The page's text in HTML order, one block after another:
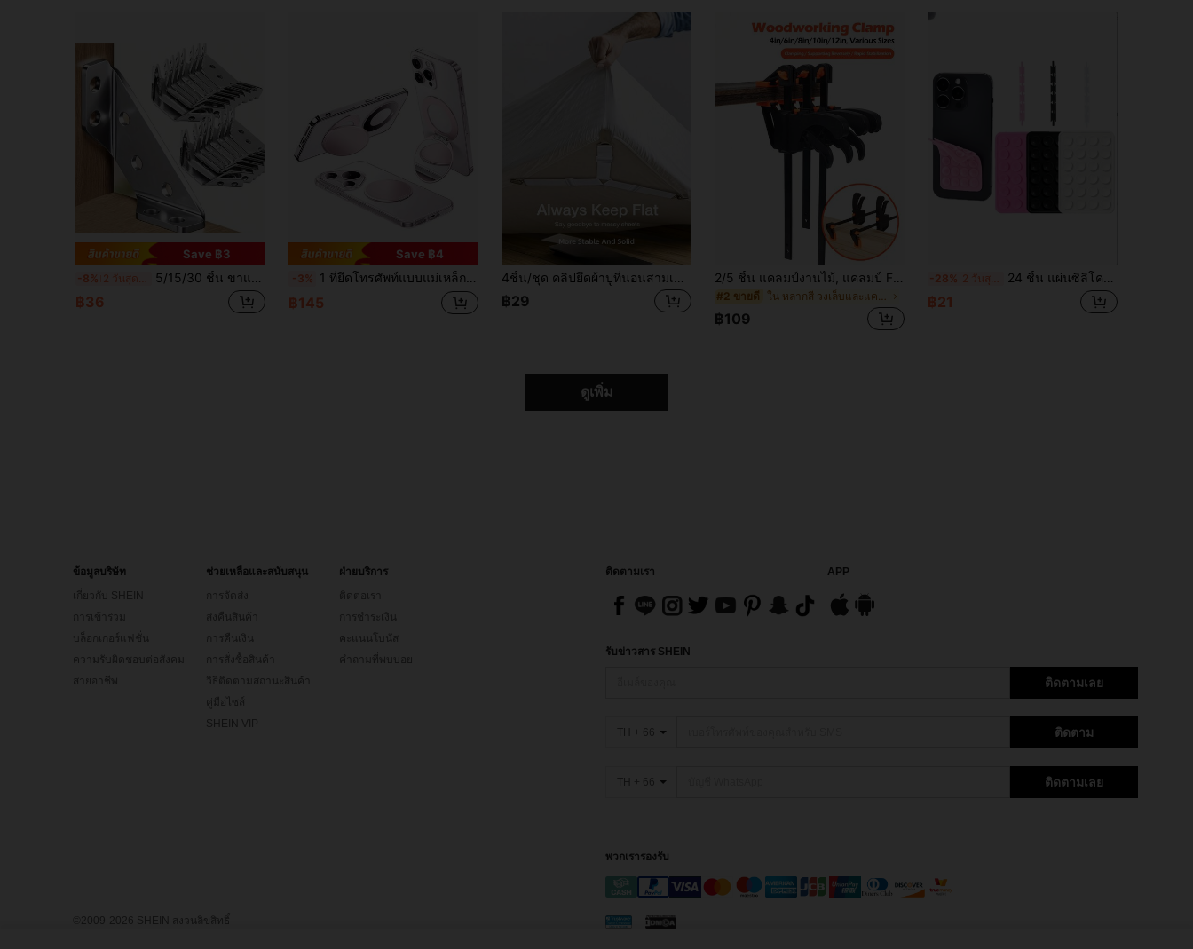
Save ฿3
-8% 5/15/30 ชิ้น ขาแข็งแรงมาก 304 ขอบ์เกลียวสแตนเลส มุม 90 องศาตัวต่อมุม ขาแขวน เหมาะสำหรับตู้และเฟอร์นิเจอร์ อุปกรณ์อุตสาหกรรม
฿36
Save ฿4
-3% 1 ที่ยึดโทรศัพท์แบบแม่เหล็กดูดพร้อมกระจกในตัว; ขาตั้งกระจกแต่งหน้าแบบ MagSafe-Compatible ที่มีกระจกความละเอียดสูง ออกแบบมาเพื่อความสะดวกในการพกพาและการปรับมุมได้หลายมุม
฿145
4ชิ้น/ชุด คลิปยึดผ้าปูที่นอนสามเหลี่ยมและแถบยางยืด, สายรัดยึดแบบคลิป, สายรัดยึดผ้าปูที่นอนสามเหลี่ยมยางยืด, เหมาะสำหรับผ้าปูที่นอน, ปลอกผ้านวม, อุปกรณ์เสริมเครื่องนอนแฟชั่น, คลิปโลหะพร้อมแถบยางยืดปรับได้, เครื่องมือยึดเครื่องนอน, สายรัดผ้าปูที่นอนกันลื่นแบบไม่เห็น, เหมาะสำหรับหมอนโซฟา, ฤดูกลับโรงเรียน, ตกแต่งบ้าน, ของใช้ในบ้าน, ของจำเป็นสำหรับครอบครัว, ของขวัญสำหรับผู้หญิง, ของขวัญสำหรับผู้ชาย, ของขวัญสำหรับแม่, ของขวัญสำหรับพ่อ, ของขวัญสำหรับปู่, ของขวัญสำหรับย่า
฿29
2/5 ชิ้น แคลมป์งานไม้, แคลมป์ F ปลดเร็วพร้อมมือจับแบบแรตเช็ตที่ใช้งานง่าย แคลมป์งานไม้ขนาด 4/6/8/10/12 นิ้ว ชุดแคลมป์คลิป ปลดเร็วแบบแรตเช็ต เครื่องมือช่างไม้ DIY แคลมป์งานไม้พลาสติกทนทาน, ของขวัญวันพ่อ
#2 ขายดี
฿109
-28% 24 ชิ้น แผ่นซิลิโคนสองด้านที่สามารถใช้ซ้ำได้ เหมาะสำหรับแผงหน้าปัดรถยนต์, อุปกรณ์การเดินทาง, ของขวัญตกแต่งบ้านสำหรับผู้หญิง, เคสโทรศัพท์, ฝาครอบป้องกัน, ที่วางโทรศัพท์, โทรศัพท์, อุปกรณ์ในบ้าน, อุปกรณ์ในห้องน้ำ, อุปกรณ์ในห้อง และของขวัญคริสต์มาส
฿21
ดูเพิ่ม
ข้อมูลบริษัท
เกี่ยวกับ SHEIN
การเข้าร่วม
บล็อกเกอร์แฟชั่น
ความรับผิดชอบต่อสังคม
สายอาชีพ
ช่วยเหลือและสนับสนุน
การจัดส่ง
ส่งคืนสินค้า
การคืนเงิน
การสั่งซื้อสินค้า
วิธีติดตามสถานะสินค้า
คู่มือไซส์
SHEIN VIP
ฝ่ายบริการ
ติดต่อเรา
การชำระเงิน
คะแนนโบนัส
คำถามที่พบบ่อย
ติดตามเรา APP
รับข่าวสาร SHEIN
ติดตามเลย
TH + 66 ติดตาม
TH + 66 ติดตามเลย
พวกเรารองรับ
©2009-2026 SHEIN สงวนลิขสิทธิ์